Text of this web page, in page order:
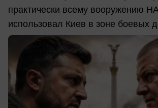
практически всему вооружению
использовал Киев в зоне боевых